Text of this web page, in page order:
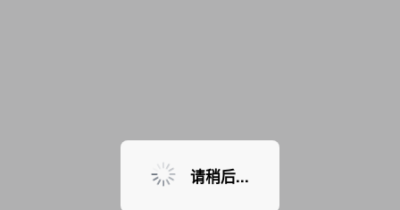
暂无课程，敬请期待
请稍后...